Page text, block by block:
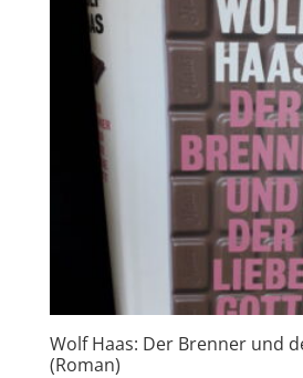
Wolf Haas: Der Brenner und
(Roman)